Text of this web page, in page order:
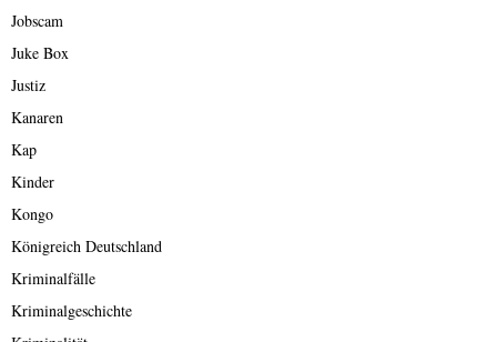
Jobscam
Juke Box
Justiz
Kanaren
Kap
Kinder
Kongo
Königreich Deutschland
Kriminalfälle
Kriminalgeschichte